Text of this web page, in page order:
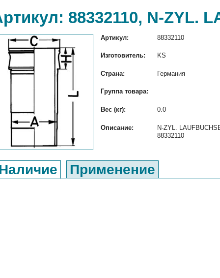
88332110, N-ZYL.
Артикул: 88332110
Изготовитель: KS
Страна: Германия
Группа товара:
Вес (кг): 0.0
Описание:
N-ZYL.
88332110
Применение